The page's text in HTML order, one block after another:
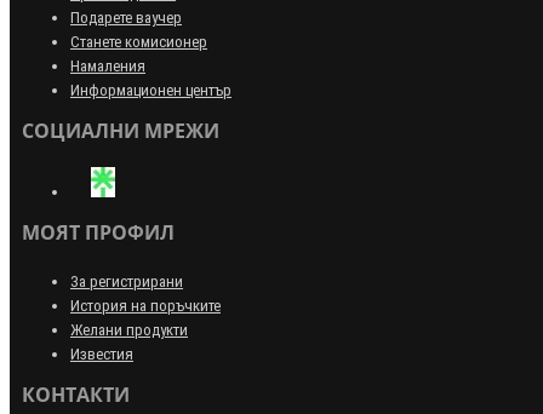
Подарете ваучер
Станете комисионер
Намаления
Информационен център
СОЦИАЛНИ МРЕЖИ
МОЯТ ПРОФИЛ
За регистрирани
История на поръчките
Желани продукти
Известия
КОНТАКТИ